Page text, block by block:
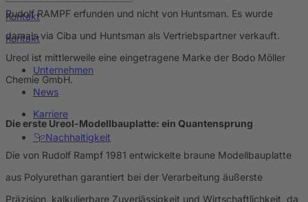
Kontakt
Kontakt
Unternehmen
News
Karriere
Nachhaltigkeit
Rudolf RAMPF erfunden und nicht von Huntsman. Es wurde
damals via Ciba und Huntsman als Vertriebspartner verkauft.
Ureol ist mittlerweile eine eingetragene Marke der Bodo Möller
Chemie GmbH.
Die erste Ureol-Modellbauplatte: ein Quantensprung
Die von Rudolf Rampf 1981 entwickelte braune Modellbauplatte
aus Polyurethan garantiert bei der Verarbeitung äußerste
Präzision, kalkulierbare Zuverlässigkeit und Wirtschaftlichkeit, da